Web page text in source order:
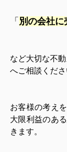
「 別の会社
など大切な不
へご相談くださ
お客様の考え
大限利益のあ
きます。